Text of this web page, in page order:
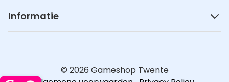
Informatie
© 2026 Gameshop Twente